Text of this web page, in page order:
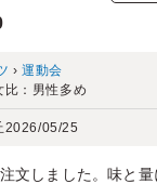
›運動会
： 男性多め
2026/05/25
文しました。味と